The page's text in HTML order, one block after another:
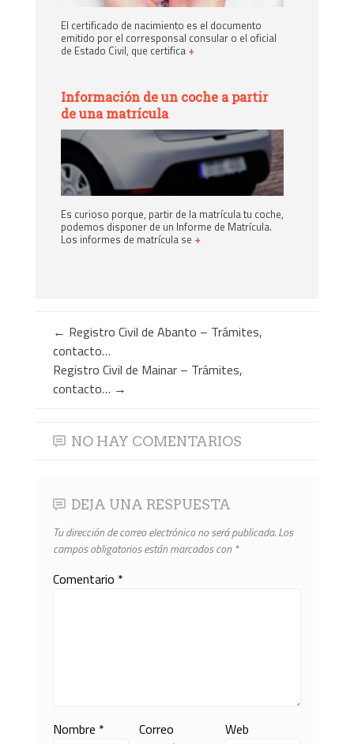
El certificado de nacimiento es el documento
emitido por el corresponsal consular o el oficial
de Estado Civil, que certifica +
Información de un coche a partir
de una matrícula
Es curioso porque, partir de la matrícula tu coche,
podemos disponer de un Informe de Matrícula.
Los informes de matrícula se +
← Registro Civil de Abanto – Trámites,
contacto…
Registro Civil de Mainar – Trámites,
contacto… →
NO HAY COMENTARIOS
DEJA UNA RESPUESTA
Tu dirección de correo electrónico no será publicada.Los
campos obligatorios están marcados con *
Comentario *
Nombre *
Correo
Web